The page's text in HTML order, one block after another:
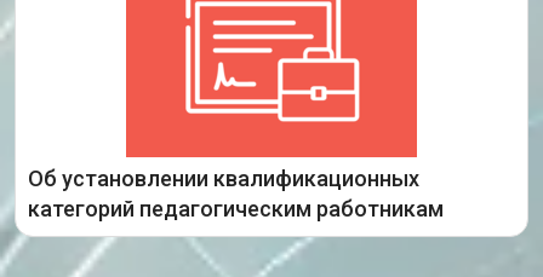
Об установлении квалификационных
категорий педагогическим работникам
заседания аттестационной комиссии Иркутской
области от 14 мая 2026 года.
Ознакомиться с распоряжением министерства
образования Иркутской области «Об установлении
педагогическим работникам квалификационной
Подробнее